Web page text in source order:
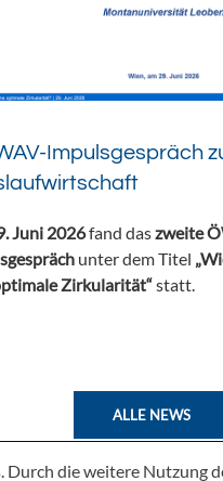
Impulsgespräch
Juni 2026fand daszweite
unter dem Titel
Zirkularität“statt.
ALLE NEWS
die weitere Nutzung